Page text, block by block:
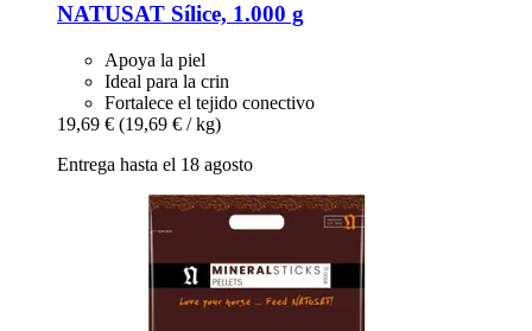
NATUSAT Sílice, 1.000 g
Apoya la piel
Ideal para la crin
Fortalece el tejido conectivo
19,69 € (19,69 € / kg)
Entrega hasta el 18 agosto